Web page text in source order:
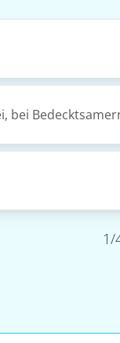
bei
1/